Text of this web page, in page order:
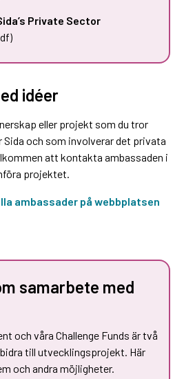
Private Sector
idéer
eller projekt som du tror
och som involverar det privata
att kontakta ambassaden i
projektet.
ambassader på webbplatsen
samarbete med
och våra Challenge Funds är två
till utvecklingsprojekt. Här
och andra möjligheter.